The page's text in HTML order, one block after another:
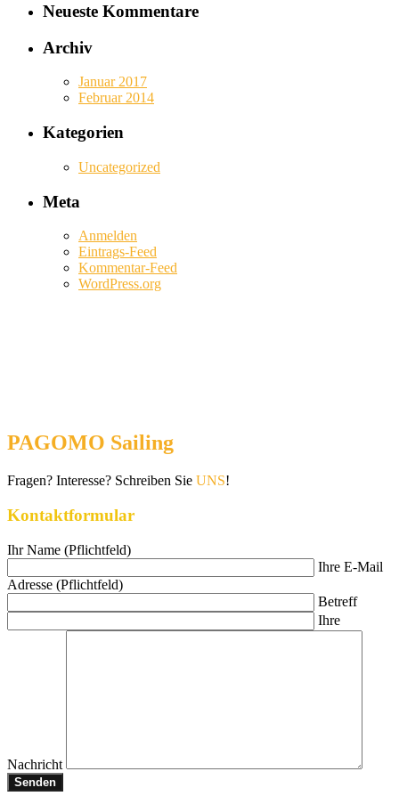
Neueste Kommentare
Archiv
Januar 2017
Februar 2014
Kategorien
Uncategorized
Meta
Anmelden
Eintrags-Feed
Kommentar-Feed
WordPress.org
PAGOMO Sailing
Fragen? Interesse? Schreiben Sie UNS!
Kontaktformular
Ihr Name (Pflichtfeld)
Ihre E-Mail
Adresse (Pflichtfeld)
Betreff
Ihre
Nachricht